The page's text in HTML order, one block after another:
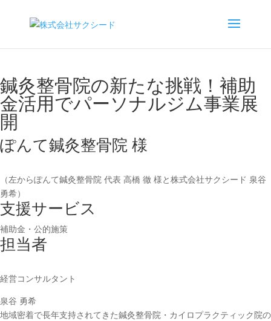
鍼灸整骨院の新たな挑戦！ 補助
金活用でパーソナルジム事業展
開
ぽんて鍼灸整骨院 様
（左からぽんて鍼灸整骨院 代表 高橋 徹 様と株式会社サクシード 泉谷
勇希）
支援サービス
補助金・公的施策
担当者
経営コンサルタント
泉谷 勇希
地域密着で長年支持されてきた鍼灸整骨院・カイロプラクティック院の